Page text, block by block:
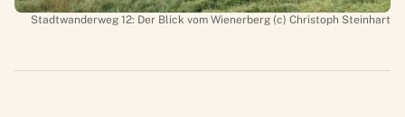
Stadtwanderweg 12: Der Blick vom Wienerberg (c) Christoph Steinhart